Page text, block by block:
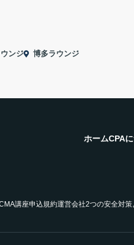
ンジ 博多ラウンジ
ホームCPA
講座申込規約運営会社2つの安全対策